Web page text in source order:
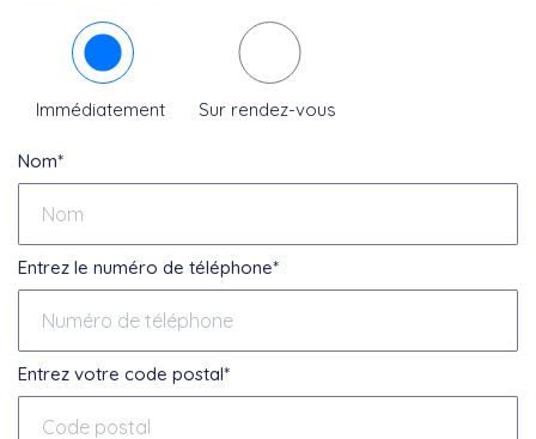
Immédiatement Sur rendez-vous
Nom*
Entrez le numéro de téléphone*
Entrez votre code postal*